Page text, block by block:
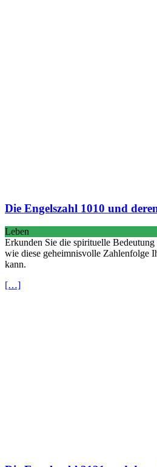
Die Engelszahl 1010 und
Leben
Erkunden Sie die spirituelle
wie diese geheimnisvolle Zahlenfolge
kann.
[…]